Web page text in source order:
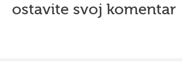
ostavite svoj komentar